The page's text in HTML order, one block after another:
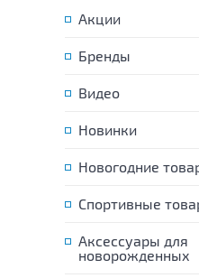
Акции
Бренды
Видео
Новинки
Новогодние
Спортивные
Аксессуары для
новорожденных